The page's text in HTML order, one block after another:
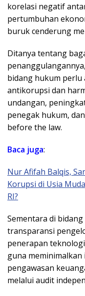
korelasi negatif
pertumbuhan
buruk cenderung
Ditanya tentang
bidang hukum perlu
antikorupsi dan
undangan,
penegak hukum,
before the law.
Baca juga:
Nur Afifah Balqis,
Korupsi di Usia
RI?
Sementara di
transparansi
penerapan
guna
pengawasan
melalui audit